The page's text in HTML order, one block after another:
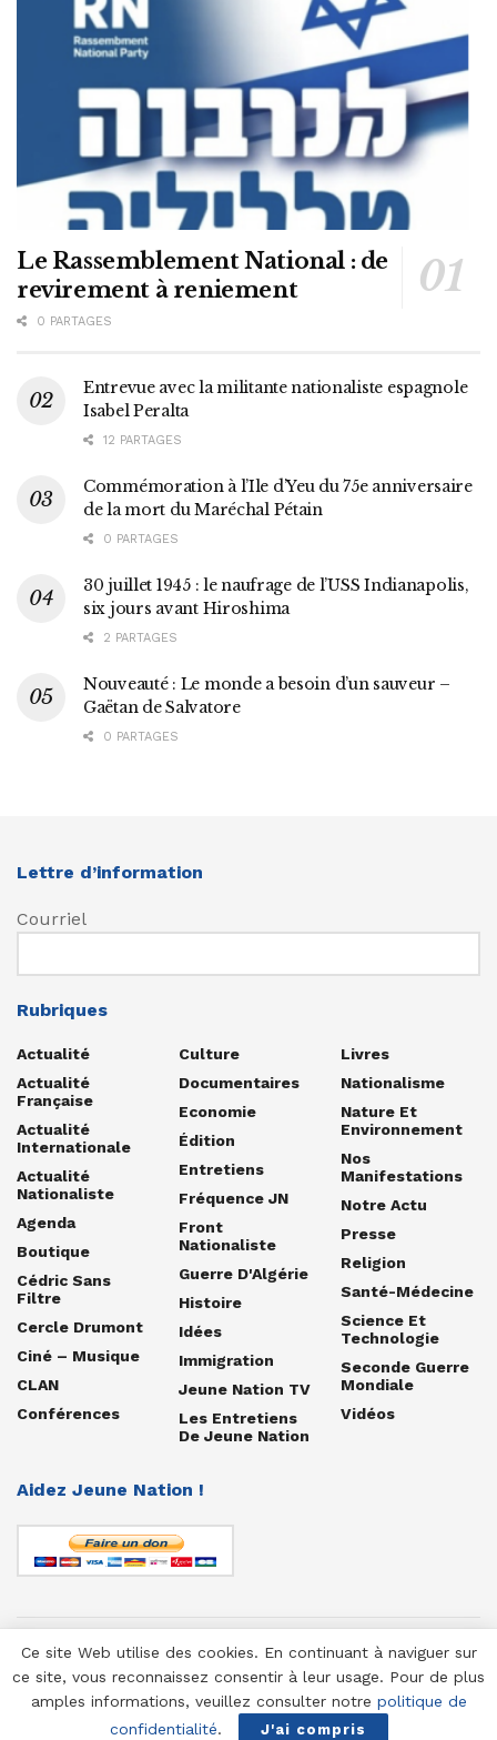
Le Rassemblement National : de
revirement à reniement
0 PARTAGES
Entrevue avec la militante nationaliste espagnole
Isabel Peralta
12 PARTAGES
Commémoration à l’Ile d’Yeu du 75e anniversaire
de la mort du Maréchal Pétain
0 PARTAGES
30 juillet 1945 : le naufrage de l’USS Indianapolis,
six jours avant Hiroshima
2 PARTAGES
Nouveauté : Le monde a besoin d’un sauveur –
Gaëtan de Salvatore
0 PARTAGES
Lettre d’information
Courriel
Rubriques
Actualité
Actualité
Française
Actualité
Internationale
Actualité
Nationaliste
Agenda
Boutique
Cédric Sans
Filtre
Cercle Drumont
Ciné – Musique
CLAN
Conférences
Culture
Documentaires
Economie
Édition
Entretiens
Fréquence JN
Front
Nationaliste
Guerre D'Algérie
Histoire
Idées
Immigration
Jeune Nation TV
Les Entretiens
De Jeune Nation
Livres
Nationalisme
Nature Et
Environnement
Nos
Manifestations
Notre Actu
Presse
Religion
Santé-Médecine
Science Et
Technologie
Seconde Guerre
Mondiale
Vidéos
Aidez Jeune Nation !
© 1958-2025 Jeune Nation
Ce site Web utilise des cookies. En continuant à naviguer sur
ce site, vous reconnaissez consentir à leur usage. Pour de plus
amples informations, veuillez consulter notre politique de
confidentialité. J'ai compris